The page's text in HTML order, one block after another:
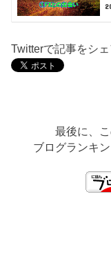
Twitterで記事をシ
最後に、
ブログランキ